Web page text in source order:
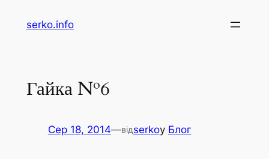
serko.info
Гайка №6
Сер 18, 2014—відserkoу Блог